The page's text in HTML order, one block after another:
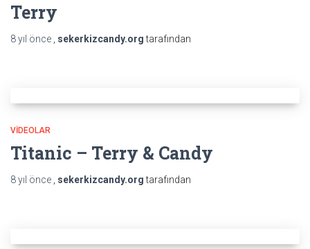
Terry
8 yıl önce sekerkizcandy.orgtarafından
VIDEOLAR
Titanic – Terry & Candy
8 yıl önce sekerkizcandy.orgtarafından